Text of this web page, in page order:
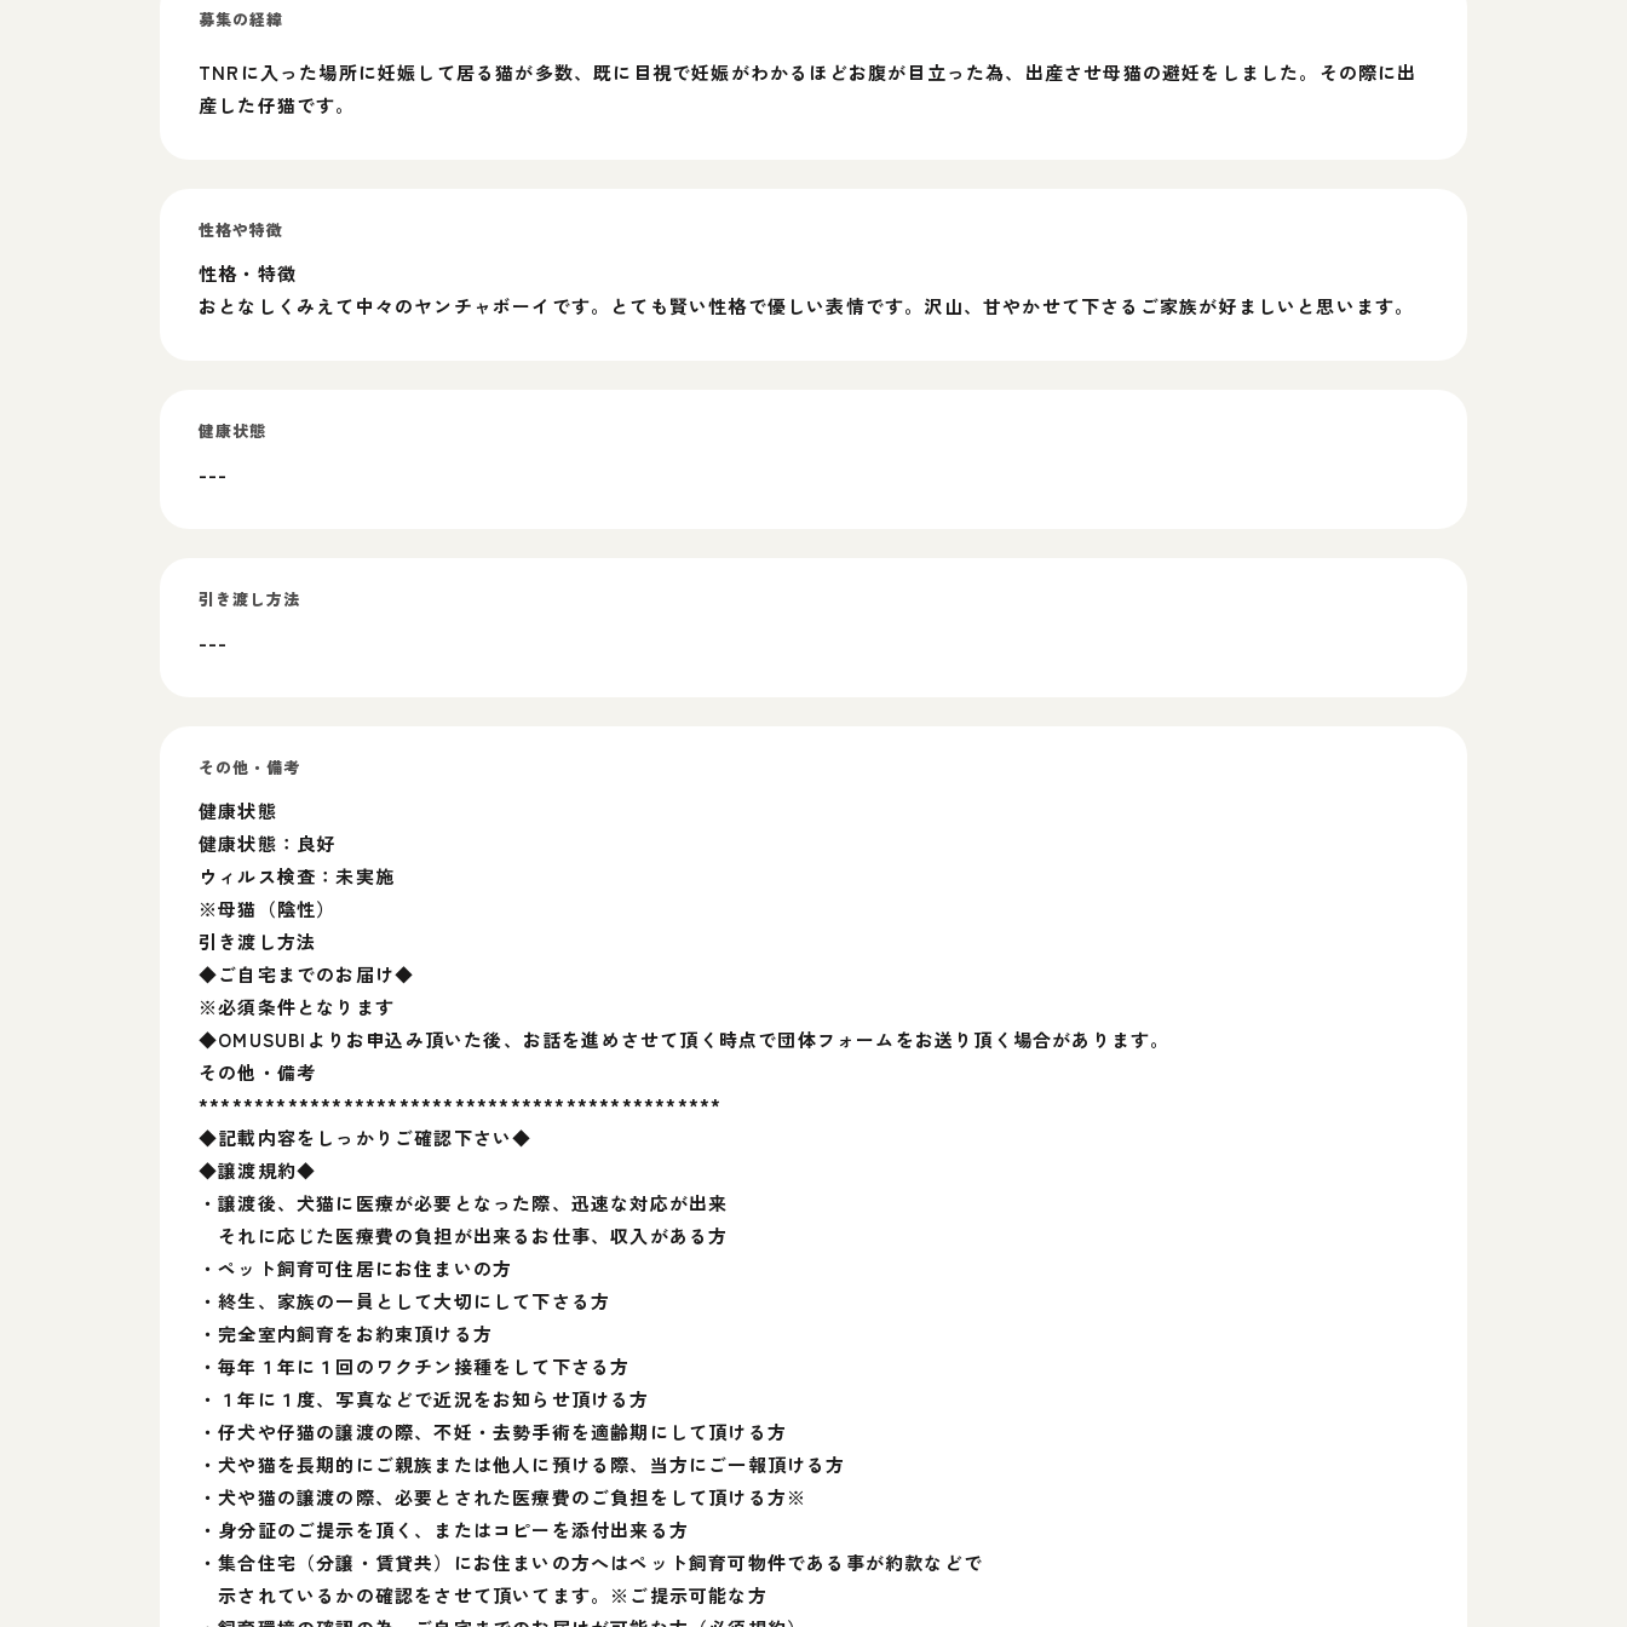
募集の経緯
TNRに入った場所に妊娠して居る猫が多数、既に目視で妊娠がわかるほどお腹が目立った為、出産させ母猫の避妊をしました。その際に出
産した仔猫です。
性格や特徴
性格・特徴
おとなしくみえて中々のヤンチャボーイです。とても賢い性格で優しい表情です。沢山、甘やかせて下さるご家族が好ましいと思います。
健康状態
---
引き渡し方法
---
その他・備考
健康状態
健康状態：良好
ウィルス検査：未実施
※母猫（陰性）
引き渡し方法
◆ご自宅までのお届け◆
※必須条件となります
◆OMUSUBIよりお申込み頂いた後、お話を進めさせて頂く時点で団体フォームをお送り頂く場合があります。
その他・備考
***********************************************
◆記載内容をしっかりご確認下さい◆
◆譲渡規約◆
・譲渡後、犬猫に医療が必要となった際、迅速な対応が出来
それに応じた医療費の負担が出来るお仕事、収入がある方
・ペット飼育可住居にお住まいの方
・終生、家族の一員として大切にして下さる方
・完全室内飼育をお約束頂ける方
・毎年１年に１回のワクチン接種をして下さる方
・１年に１度、写真などで近況をお知らせ頂ける方
・仔犬や仔猫の譲渡の際、不妊・去勢手術を適齢期にして頂ける方
・犬や猫を長期的にご親族または他人に預ける際、当方にご一報頂ける方
・犬や猫の譲渡の際、必要とされた医療費のご負担をして頂ける方※
・身分証のご提示を頂く、またはコピーを添付出来る方
・集合住宅（分譲・賃貸共）にお住まいの方へはペット飼育可物件である事が約款などで
示されているかの確認をさせて頂いてます。※ご提示可能な方